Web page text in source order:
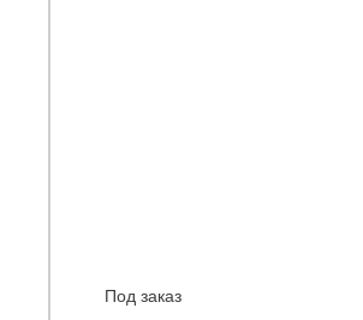
Под заказ